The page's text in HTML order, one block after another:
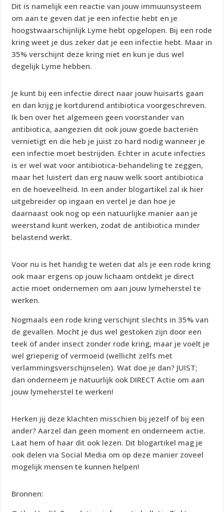
Dit is namelijk een reactie van jouw immuunsysteem
om aan te geven dat je een infectie hebt en je
hoogstwaarschijnlijk Lyme hebt opgelopen. Bij een rode
kring weet je dus zeker dat je een infectie hebt. Maar in
35% verschijnt deze kring niet en kun je dus wel
degelijk Lyme hebben.
Je kunt bij een infectie direct naar jouw huisarts gaan
en dan krijg je kortdurend antibiotica voorgeschreven.
Ik ben over het algemeen geen voorstander van
antibiotica, aangezien dit ook jouw goede bacteriën
vernietigt en die heb je juist zo hard nodig wanneer je
een infectie moet bestrijden. Echter in acute infecties
is er wel wat voor antibiotica-behandeling te zeggen,
maar het luistert dan erg nauw welk soort antibiotica
en de hoeveelheid. In een ander blogartikel zal ik hier
uitgebreider op ingaan en vertel je dan hoe je
daarnaast ook nog op een natuurlijke manier aan je
weerstand kunt werken, zodat de antibiotica minder
belastend werkt.
Voor nu is het handig te weten dat als je een rode kring
ook maar ergens op jouw lichaam ontdekt je direct
actie moet ondernemen om aan jouw lymeherstel te
werken.
Nogmaals een rode kring verschijnt slechts in 35% van
de gevallen. Mocht je dus wel gestoken zijn door een
teek of ander insect zonder rode kring, maar je voelt je
wel grieperig of vermoeid (wellicht zelfs met
verlammingsverschijnselen). Wat doe je dan? JUIST;
dan onderneem je natuurlijk ook DIRECT Actie om aan
jouw lymeherstel te werken!
Herken jij deze klachten misschien bij jezelf of bij een
ander? Aarzel dan geen moment en onderneem actie.
Laat hem of haar dit ook lezen. Dit blogartikel mag je
ook delen via Social Media om op deze manier zoveel
mogelijk mensen te kunnen helpen!
Bronnen: